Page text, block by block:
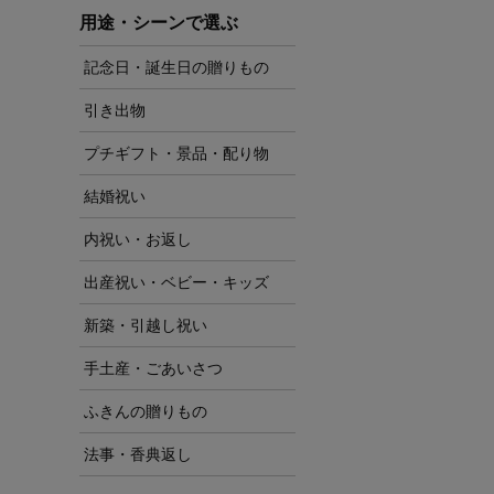
用途・シーンで選ぶ
記念日・誕生日の贈りもの
引き出物
プチギフト・景品・配り物
結婚祝い
内祝い・お返し
出産祝い・ベビー・キッズ
新築・引越し祝い
手土産・ごあいさつ
ふきんの贈りもの
法事・香典返し